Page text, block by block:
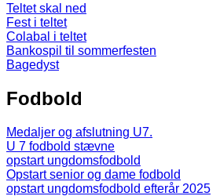
Teltet skal ned
Fest i teltet
Colabal i teltet
Bankospil til sommerfesten
Bagedyst
Fodbold
Medaljer og afslutning U7.
U 7 fodbold stævne
opstart ungdomsfodbold
Opstart senior og dame fodbold
opstart ungdomsfodbold efterår 2025